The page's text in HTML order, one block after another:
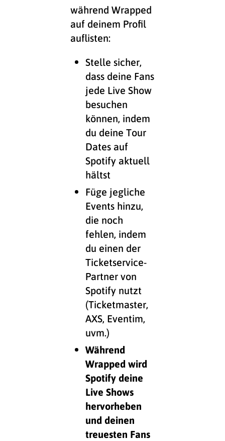
während Wrapped
auf deinem Profil
auflisten:
Stelle sicher,
dass deine Fans
jede Live Show
besuchen
können, indem
du deine Tour
Dates auf
Spotify aktuell
hältst
Füge jegliche
Events hinzu,
die noch
fehlen, indem
du einen der
Ticketservice-
Partner von
Spotify nutzt
(Ticketmaster,
AXS, Eventim,
uvm.)
Während
Wrapped wird
Spotify deine
Live Shows
hervorheben
und deinen
treuesten Fans